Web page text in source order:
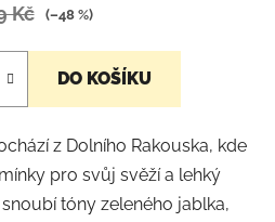
Kč (–48 %)
DO KOŠÍKU
z Dolního Rakouska, kde
pro svůj svěží a lehký
tóny zeleného jablka,